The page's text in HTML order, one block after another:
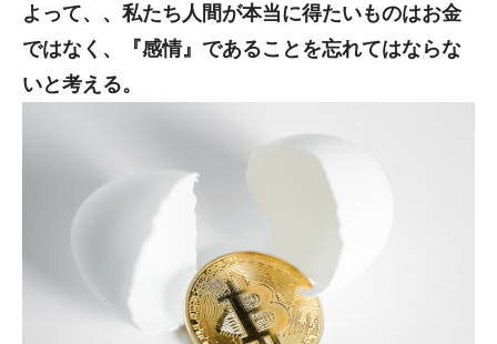
よって、、私たち人間が本当に得たいものはお金
ではなく、『感情』であることを忘れてはならな
いと考える。